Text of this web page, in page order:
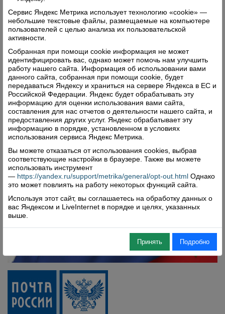
Сервис Яндекс Метрика использует технологию «cookie» —
небольшие текстовые файлы, размещаемые на компьютере
пользователей с целью анализа их пользовательской
активности.
Собранная при помощи cookie информация не может
идентифицировать вас, однако может помочь нам улучшить
работу нашего сайта. Информация об использовании вами
данного сайта, собранная при помощи cookie, будет
передаваться Яндексу и храниться на сервере Яндекса в ЕС и
Российской Федерации. Яндекс будет обрабатывать эту
информацию для оценки использования вами сайта,
составления для нас отчетов о деятельности нашего сайта, и
предоставления других услуг. Яндекс обрабатывает эту
информацию в порядке, установленном в условиях
использования сервиса Яндекс Метрика.
Вы можете отказаться от использования cookies, выбрав
соответствующие настройки в браузере. Также вы можете
использовать инструмент
— https://yandex.ru/support/metrika/general/opt-out.html Однако
это может повлиять на работу некоторых функций сайта.
Используя этот сайт, вы соглашаетесь на обработку данных о
вас Яндексом и LiveInternet в порядке и целях, указанных
выше.
Принять Подробно